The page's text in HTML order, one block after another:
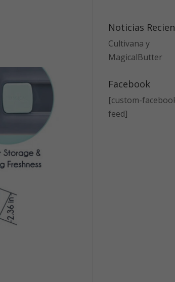
Noticias
Cultivana y
MagicalButter
Facebook
[custom-
feed]